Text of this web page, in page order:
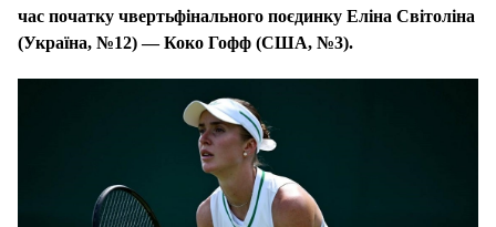
час початку чвертьфінального поєдинку Еліна Світоліна
(Україна, №12) — Коко Гофф (США, №3).